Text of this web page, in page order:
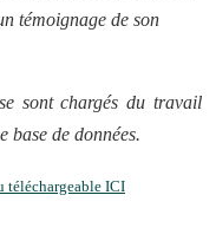
témoignage de son
sont chargés du travail
base de données.
téléchargeable ICI